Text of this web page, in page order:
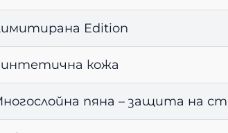
Edition
кожа
пяна – защита на